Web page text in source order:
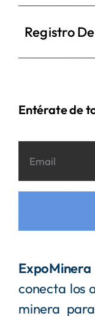
Registro
Entérate de
conecta los
minera